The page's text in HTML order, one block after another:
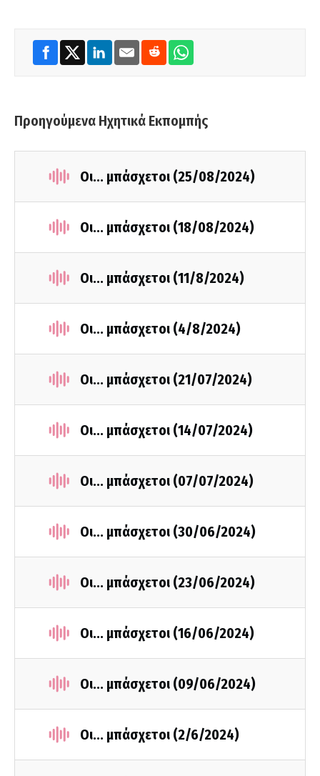
Προηγούμενα Ηχητικά Εκπομπής
Οι... μπάσχετοι (25/08/2024)
Οι... μπάσχετοι (18/08/2024)
Οι... μπάσχετοι (11/8/2024)
Οι... μπάσχετοι (4/8/2024)
Οι... μπάσχετοι (21/07/2024)
Οι... μπάσχετοι (14/07/2024)
Οι... μπάσχετοι (07/07/2024)
Οι... μπάσχετοι (30/06/2024)
Οι... μπάσχετοι (23/06/2024)
Οι... μπάσχετοι (16/06/2024)
Οι... μπάσχετοι (09/06/2024)
Οι... μπάσχετοι (2/6/2024)